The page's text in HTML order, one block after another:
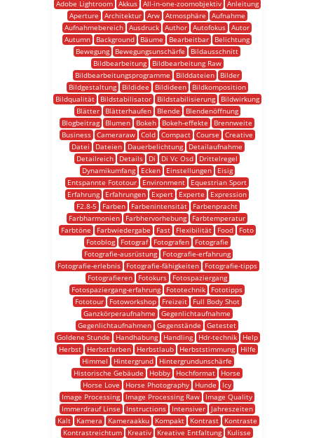
Adobe Lightroom
Akkus All-in-one-zoomobjektiv
Anleitung
Aperture
Architektur Arw Atmosphäre
Aufnahme
Aufnahmebereich Ausdruck Author Autofokus Autor
Autumn
Background Bäume Bearbeitbar
Belichtung
Bewegung
Bewegungsunschärfe
Bildausschnitt
Bildbearbeitung
Bildbearbeitung Raw
Bildbearbeitungsprogramme
Bilddateien
Bilder
Bildgestaltung
Bildidee Bildideen
Bildkomposition
Bildqualität
Bildstabilisator Bildstabilisierung
Bildwirkung
Blätter
Blätterhaufen Blende
Blendenöffnung
Blogbeitrag
Blumen Bokeh Bokeh-effekte
Brennweite
Business
Cameraraw Cold Compact Course
Creative
Datei
Dateien Dauerbelichtung
Detailaufnahme
Detailreich
Details Di Di Vc Osd
Drittelregel
Dynamikumfang
Ecken Einstellungen
Eisig
Entspannte Fototour
Environment
Equestrian Sport
Erfahrung
Erfahrungen Expert Experte
Expression
F2.8-5
Farben Farbenintensität
Farbenpracht
Farbharmonien
Farbhervorhebung
Farbtemperatur
Farbtöne
Farbwiedergabe Fast Flexibilität Food
Foto
Fotoblog
Fotograf Fotografen
Fotografie
Fotografie-ausrüstung
Fotografie-erfahrung
Fotografie-erlebnis
Fotografie-fähigkeiten
Fotografie-tipps
Fotografieren
Fotokurs
Fotospaziergang
Fotospaziergang-erfahrung
Fototechnik
Fototipps
Fototour
Fotoworkshop Freizeit
Full Body Shot
Ganzkörperaufnahme
Gegenlichtaufnahme
Gegenlichtaufnahmen Gegenstände
Getestet
Goldene Stunde
Handhabung Handling Hdr-technik
Help
Herbst
Herbstfarben Herbstlaub Herbststimmung
Hilfe
Himmel
Hintergrund
Hintergrundunschärfe
Historische Gebäude
Hobby Hochformat
Horse
Horse Love
Horse Photography Hunde
Icy
Image Processing
Image Processing Raw
Image Quality
Immerdrauf Linse
Instructions Intensiver
Jahreszeiten
Kalt
Kamera Kameraakku Kompakt Kontrast
Kontraste
Kontrastreichtum
Kreativ Kreative Entfaltung
Kulisse